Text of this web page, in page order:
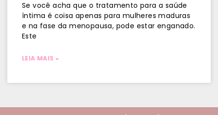
Se você acha que o tratamento para a saúde
íntima é coisa apenas para mulheres maduras
e na fase da menopausa, pode estar enganado.
Este
LEIA MAIS »